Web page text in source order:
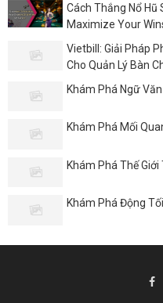
Cách Thắng Nổ
Maximize Your
Vietbill: Giải Pháp
Cho Quản Lý Bàn
Khám Phá Ngữ
Khám Phá Mối
Khám Phá Thế
Khám Phá Động